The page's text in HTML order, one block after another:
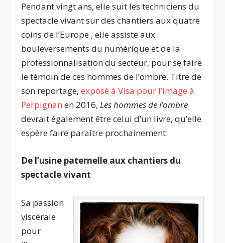
Pendant vingt ans, elle suit les techniciens du
spectacle vivant sur des chantiers aux quatre
coins de l’Europe ; elle assiste aux
bouleversements du numérique et de la
professionnalisation du secteur, pour se faire
le témoin de ces hommes de l’ombre. Titre de
son reportage,exposé à Visa pour l’image à
Perpignan en 2016,Les hommes de l’ombre
devrait également être celui d’un livre, qu’elle
espère faire paraître prochainement.
De l’usine paternelle aux chantiers du
spectacle vivant
Sa passion
viscérale
pour